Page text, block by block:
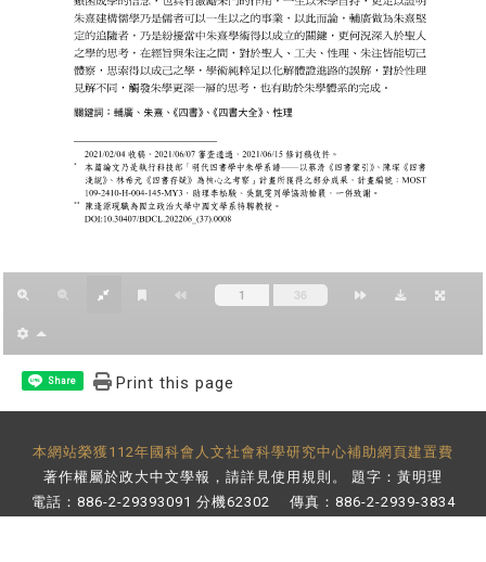
Share Print this page
本網站榮獲112年國科會人文社會科學研究中心補助網頁建置費
著作權屬於政大中文學報，請詳見使用規則 。 題字：黃明理
電話：886-2-29393091 分機62302 傳真：886-2-2939-3834